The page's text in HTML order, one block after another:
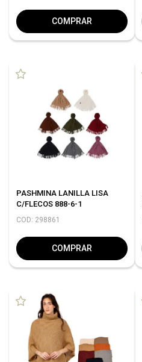
COMPRAR
PASHMINA LANILLA LISA
C/FLECOS 888-6-1
COD: 298861
COMPRAR